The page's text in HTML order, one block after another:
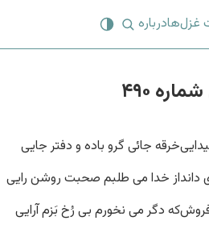
غزل‌هادرباره
۴۹۰
خرقه جائی گرو باده و دفتر جایی
از خدا می طلبم صحبت روشن رایی
که دگر می نخورم بی رُخ بَزم آرایی